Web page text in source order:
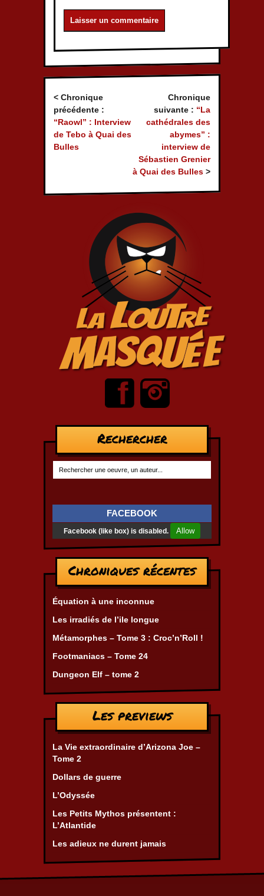
< Chronique
précédente :
“Raowl” : Interview
de Tebo à Quai des
Bulles
Chronique
suivante : “La
cathédrales des
abymes” :
interview de
Sébastien Grenier
à Quai des Bulles >
Rechercher
FACEBOOK
Facebook (like box) is disabled. Allow
Chroniques récentes
Équation à une inconnue
Les irradiés de l’ile longue
Métamorphes – Tome 3 : Croc’n’Roll !
Footmaniacs – Tome 24
Dungeon Elf – tome 2
Les previews
La Vie extraordinaire d’Arizona Joe –
Tome 2
Dollars de guerre
L’Odyssée
Les Petits Mythos présentent :
L’Atlantide
Les adieux ne durent jamais